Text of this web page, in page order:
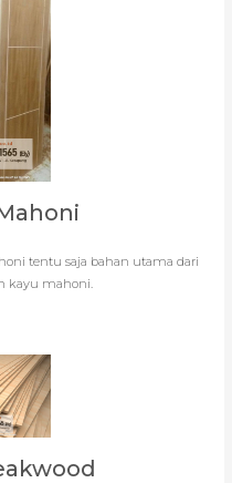
tentu saja bahan utama dari
kayu mahoni.